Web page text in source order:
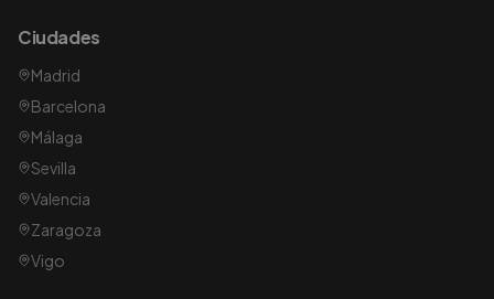
Ciudades
Madrid
Barcelona
Málaga
Sevilla
Valencia
Zaragoza
Vigo